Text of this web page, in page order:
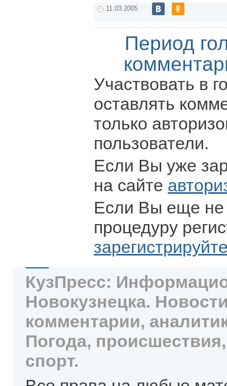
11.03.2005
Период
Участвовать в
оставлять
только
пользователи.
Если Вы уже
на сайте
Если Вы еще не
процедуру
КузПресс:
Новокузнецка.
комментарии,
Погода,
спорт.